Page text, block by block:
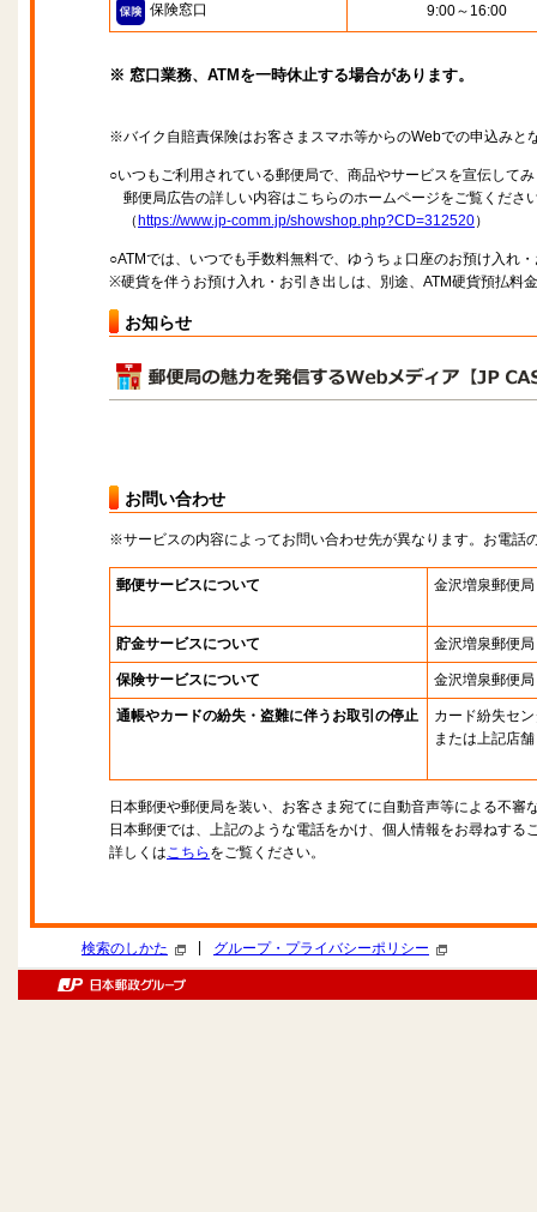
保険窓口 9:00～16:00
※ 窓口業務、ATMを一時休止する場合があります。
※バイク自賠責保険はお客さまスマホ等からのWebでの申込みと
○いつもご利用されている郵便局で、商品やサービスを宣伝して
郵便局広告の詳しい内容はこちらのホームページをご覧くださ
（ https://www.jp-comm.jp/showshop.php?CD=312520）
○ATMでは、いつでも手数料無料で、ゆうちょ口座のお預け入れ
※硬貨を伴うお預け入れ・お引き出しは、別途、ATM硬貨預払料
お知らせ
お問い合わせ
※サービスの内容によってお問い合わせ先が異なります。お電話
郵便サービスについて 金沢増泉郵便局
貯金サービスについて 金沢増泉郵便局
保険サービスについて 金沢増泉郵便局
通帳やカードの紛失・盗難に伴うお取引の停止
カード紛失セ
または上記店舗
日本郵便や郵便局を装い、お客さま宛てに自動音声等による不審
日本郵便では、上記のような電話をかけ、個人情報をお尋ねする
詳しくはこちら をご覧ください。
検索のしかた グループ・プライバシーポリシー